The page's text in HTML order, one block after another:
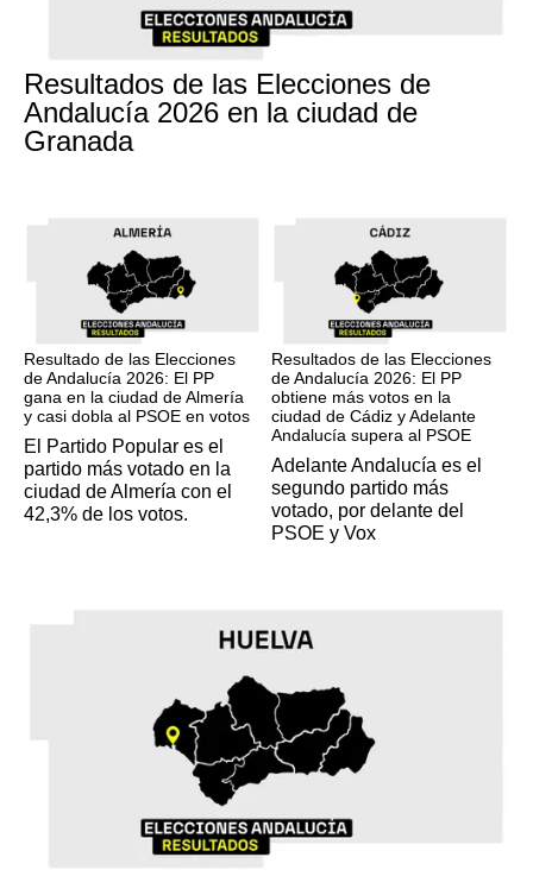
Resultados de las Elecciones de
Andalucía 2026 en la ciudad de
Granada
Resultado de las Elecciones
de Andalucía 2026: El PP
gana en la ciudad de Almería
y casi dobla al PSOE en votos
El Partido Popular es el
partido más votado en la
ciudad de Almería con el
42,3% de los votos.
Resultados de las Elecciones
de Andalucía 2026: El PP
obtiene más votos en la
ciudad de Cádiz y Adelante
Andalucía supera al PSOE
Adelante Andalucía es el
segundo partido más
votado, por delante del
PSOE y Vox